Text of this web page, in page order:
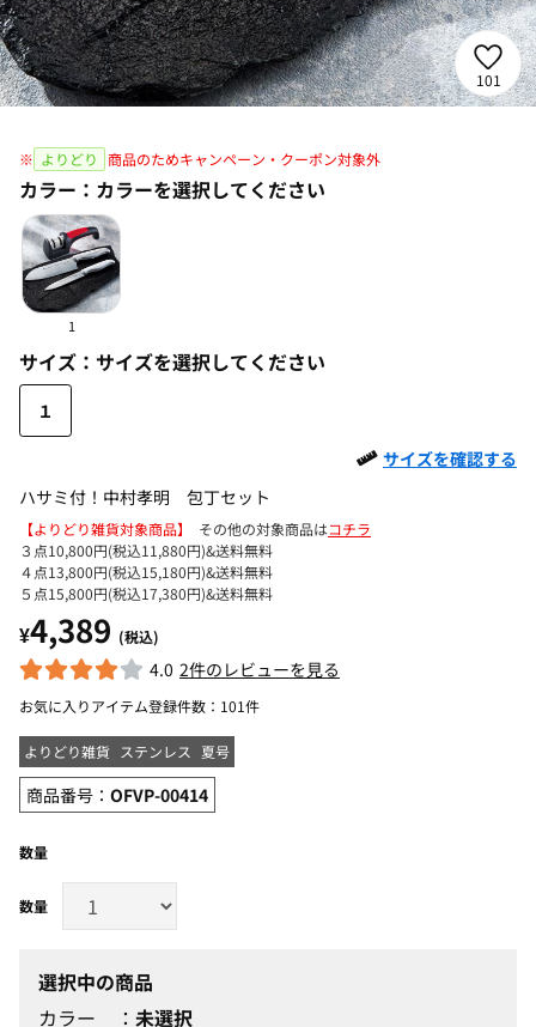
101
※ よりどり 商品のためキャンペーン・クーポン対象外
カラー： カラーを選択してください
1
サイズ： サイズを選択してください
１
サイズを確認する
ハサミ付！中村孝明 包丁セット
【よりどり雑貨対象商品】 その他の対象商品はコチラ
３点10,800円(税込11,880円)&送料無料
４点13,800円(税込15,180円)&送料無料
５点15,800円(税込17,380円)&送料無料
¥4,389 (税込)
4.0 2件のレビューを見る
お気に入りアイテム登録件数： 101件
よりどり雑貨 ステンレス 夏号
商品番号： OFVP-00414
数量
選択中の商品
カラー
未選択